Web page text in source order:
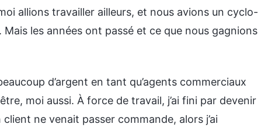
allions travailler ailleurs, et nous avions un cyclo-
les années ont passé et ce que nous gagnions
d’argent en tant qu’agents commerciaux
moi aussi. À force de travail, j’ai fini par devenir
ne venait passer commande, alors j’ai